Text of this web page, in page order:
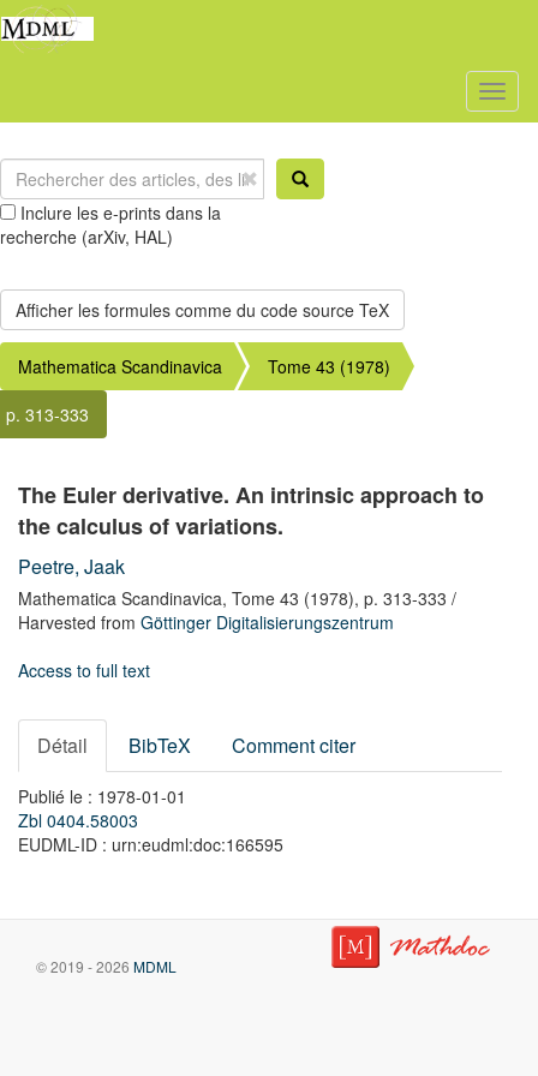
Inclure les e-prints dans la
recherche (arXiv, HAL)
Mathematica Scandinavica
Tome 43 (1978)
p. 313-333
The Euler derivative. An intrinsic approach to
the calculus of variations.
Peetre, Jaak
Mathematica Scandinavica, Tome 43 (1978), p. 313-333 /
Harvested from Göttinger Digitalisierungszentrum
Access to full text
Détail BibTeX Comment citer
Publié le : 1978-01-01
Zbl 0404.58003
EUDML-ID : urn:eudml:doc:166595
© 2019 - 2026 MDML